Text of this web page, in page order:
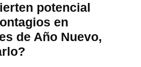
potencial
en
de Año Nuevo,